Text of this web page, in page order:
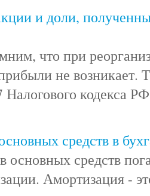
и доли,
что при
не возникает.
Налогового кодекса
средств в
основных средств
Амортизация -